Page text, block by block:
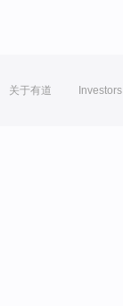
关于有道 Investors